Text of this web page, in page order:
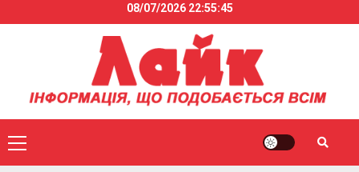
to
08/07/2026 22:55:45
Primary
Menu